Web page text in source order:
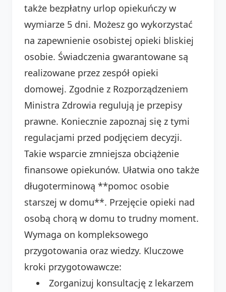
także bezpłatny urlop opiekuńczy w
wymiarze 5 dni. Możesz go wykorzystać
na zapewnienie osobistej opieki bliskiej
osobie. Świadczenia gwarantowane są
realizowane przez zespół opieki
domowej. Zgodnie z Rozporządzeniem
Ministra Zdrowia regulują je przepisy
prawne. Koniecznie zapoznaj się z tymi
regulacjami przed podjęciem decyzji.
Takie wsparcie zmniejsza obciążenie
finansowe opiekunów. Ułatwia ono także
długoterminową **pomoc osobie
starszej w domu**. Przejęcie opieki nad
osobą chorą w domu to trudny moment.
Wymaga on kompleksowego
przygotowania oraz wiedzy. Kluczowe
kroki przygotowawcze:
Zorganizuj konsultację z lekarzem